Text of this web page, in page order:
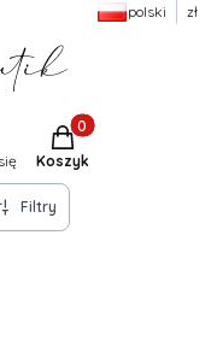
polski zł
Produkty w
Koszyk
Filtry